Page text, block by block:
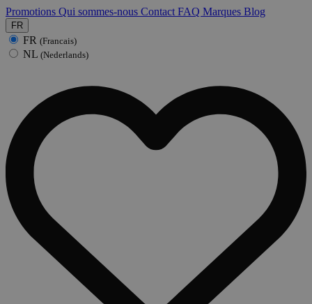
Promotions Qui sommes-nous Contact FAQ Marques Blog
FR
FR (Francais)
NL (Nederlands)